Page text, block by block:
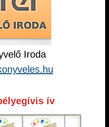
Iroda
ív